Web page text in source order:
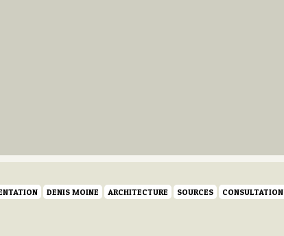
DENIS MOINE ARCHITECTURE SOURCES CONSULTATION